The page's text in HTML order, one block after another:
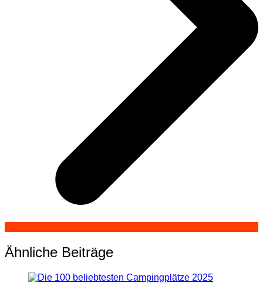
Ähnliche Beiträge